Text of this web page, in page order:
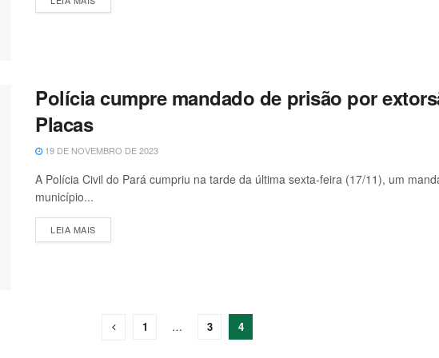
Polícia cumpre mandado de prisão por
Placas
19 DE NOVEMBRO DE 2023
A Polícia Civil do Pará cumpriu na tarde da última sexta-feira (17/11), um
município...
LEIA MAIS
1 … 3 4